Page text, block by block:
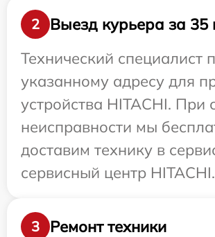
2
Выезд курьера за 35
Технический специалист
указанному адресу для
устройства HITACHI. При
неисправности мы
доставим технику в
сервисный центр HITACHI.
3
Ремонт техники